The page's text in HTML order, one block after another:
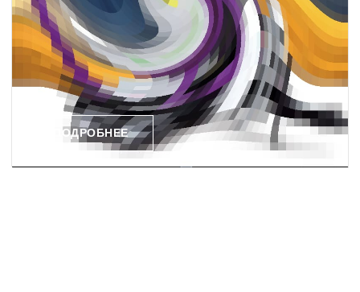
ПОДРОБНЕЕ